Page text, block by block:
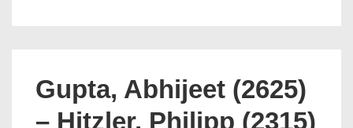
Gupta, Abhijeet (2625)
– Hitzler, Philipp (2315)